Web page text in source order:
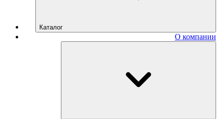
Каталог
О компании